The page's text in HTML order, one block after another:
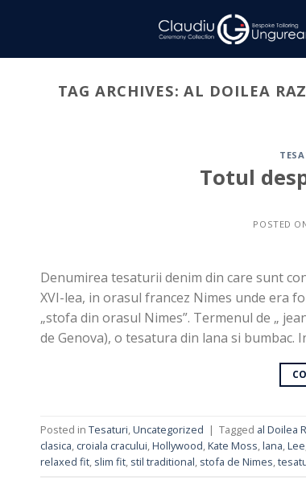
TAG ARCHIVES:AL DOILEA
Totul
POSTED
Denumirea tesaturii denim din care sunt
XVI-lea, in orasul francez Nimes unde era
„stofa din orasul Nimes”. Termenul de „
de Genova), o tesatura din lana si bumbac.
Posted in Tesaturi,Uncategorized | Tagged al Doilea
clasica, croiala cracului,Hollywood,Kate Moss,lana,Lee
relaxed fit, slim fit, stil traditional, stofa de Nimes,